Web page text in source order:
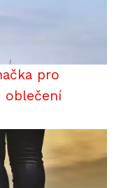
pro
oblečení